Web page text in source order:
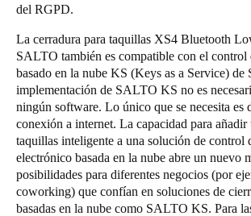
del RGPD.
La cerradura para taquillas XS4 Bluetooth
SALTO también es compatible con el control
basado en la nube KS (Keys as a Service) de
implementación de SALTO KS no es
ningún software. Lo único que se necesita es
conexión a internet. La capacidad para añadir
taquillas inteligente a una solución de control
electrónico basada en la nube abre un nuevo
posibilidades para diferentes negocios (por
coworking) que confían en soluciones de
basadas en la nube como SALTO KS. Para